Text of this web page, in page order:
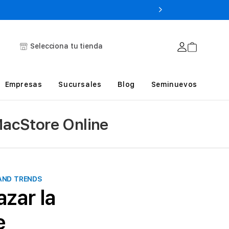
Selecciona tu tienda
Empresas Sucursales Blog Seminuevos
Online
TRENDS
la